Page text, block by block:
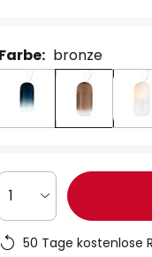
Farbe: bronze
1
50 Tage kostenlose